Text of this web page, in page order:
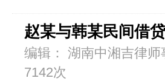
赵某与韩某民间借
编辑： 湖南中湘吉
7142次